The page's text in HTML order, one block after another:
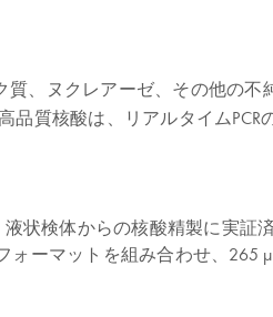
質、ヌクレアーゼ、その他の
品質核酸は、リアルタイム
液状検体からの核酸精製に実
ォーマットを組み合わせ、265